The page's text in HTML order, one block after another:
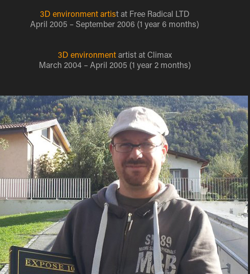
3D environment artist at Free Radical LTD
April 2005 – September 2006 (1 year 6 months)
3D environmentartist at Climax
March 2004 – April 2005 (1 year 2 months)